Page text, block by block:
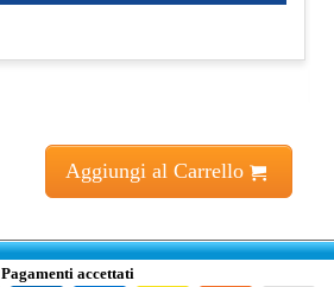
Aggiungi al Carrello
Pagamenti accettati